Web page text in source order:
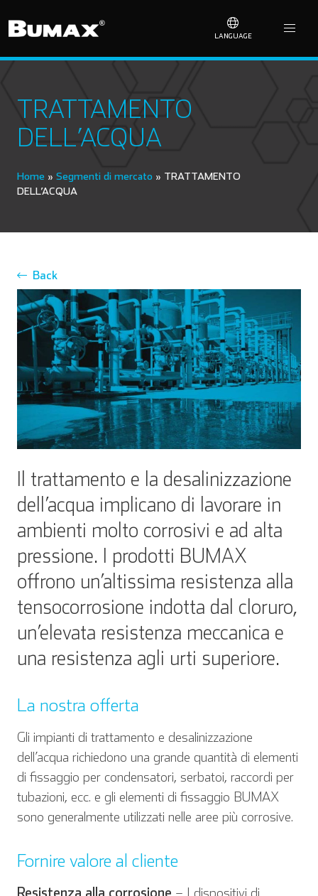
LANGUAGE
TRATTAMENTO
DELL’ACQUA
Home » Segmenti di mercato » TRATTAMENTO
DELL’ACQUA
Back
Il trattamento e la desalinizzazione
dell’acqua implicano di lavorare in
ambienti molto corrosivi e ad alta
pressione. I prodotti BUMAX
offrono un’altissima resistenza alla
tensocorrosione indotta dal cloruro,
un’elevata resistenza meccanica e
una resistenza agli urti superiore.
La nostra offerta
Gli impianti di trattamento e desalinizzazione
dell’acqua richiedono una grande quantità di elementi
di fissaggio per condensatori, serbatoi, raccordi per
tubazioni, ecc. e gli elementi di fissaggio BUMAX
sono generalmente utilizzati nelle aree più corrosive.
Fornire valore al cliente
Resistenza alla corrosione – I dispositivi di